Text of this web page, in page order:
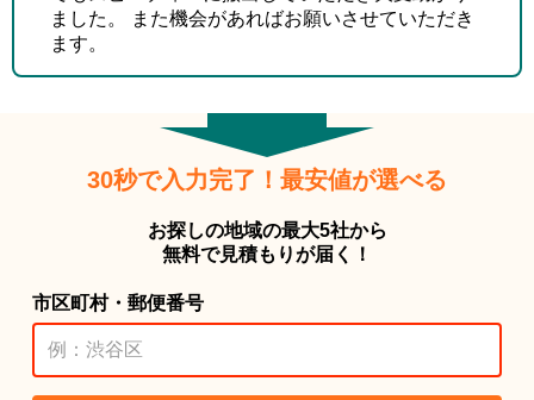
ました。 また機会があればお願いさせていただき
ます。
30秒で入力完了！最安値が選べる
お探しの地域の最大5社から
無料で見積もりが届く！
市区町村・郵便番号